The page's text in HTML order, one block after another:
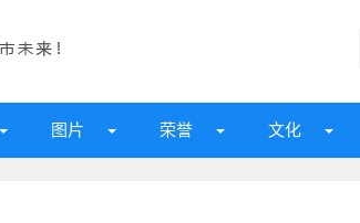
图片 荣誉 文化